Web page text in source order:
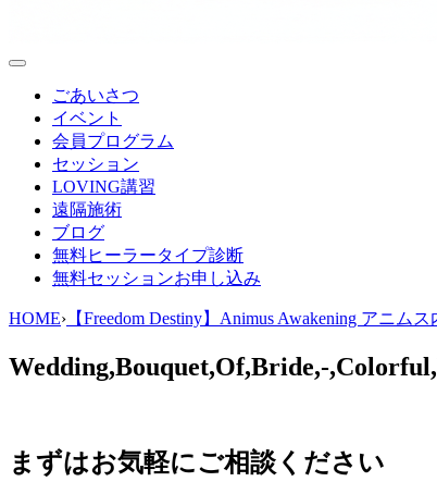
ごあいさつ
イベント
会員プログラム
セッション
LOVING講習
遠隔施術
ブログ
無料ヒーラータイプ診断
無料セッションお申し込み
HOME› 【Freedom Destiny】Animus Awakening アニム
Wedding,Bouquet,Of,Bride,-
まずはお気軽にご相談ください